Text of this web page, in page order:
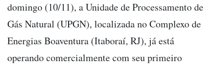
domingo (10/11), a Unidade de Processamento de
Gás Natural (UPGN), localizada no Complexo de
Energias Boaventura (Itaboraí, RJ), já está
operando comercialmente com seu primeiro